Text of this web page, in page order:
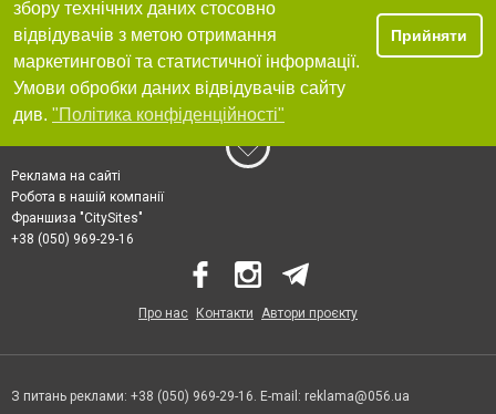
збору технічних даних стосовно
відвідувачів з метою отримання
маркетингової та статистичної інформації.
Умови обробки даних відвідувачів сайту
див. "Політика конфіденційності"
Прийняти
Реклама на сайті
Робота в нашій компанії
Франшиза "CitySites"
+38 (050) 969-29-16
Про нас Контакти Автори проєкту
З питань реклами: +38 (050) 969-29-16. E-mail: reklama@056.ua